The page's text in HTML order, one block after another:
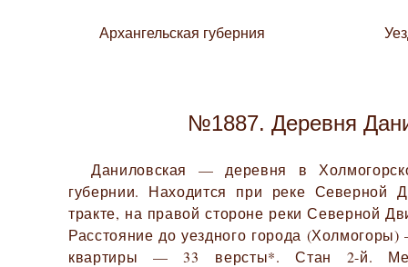
Архангельская губерния
№1887. Деревня
Даниловская — деревня в
губернии. Находится при реке Северной
тракте, на правой стороне реки Северной
Расстояние до уездного города
квартиры — 33 версты*. Стан 2-й.